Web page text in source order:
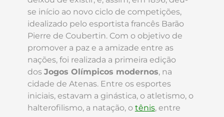
se início ao novo ciclo de competições,
idealizado pelo esportista francês Barão
Pierre de Coubertin. Com o objetivo de
promover a paz e a amizade entre as
nações, foi realizada a primeira edição
dos Jogos Olímpicos modernos, na
cidade de Atenas. Entre os esportes
iniciais, estavam a ginástica, o atletismo, o
halterofilismo, a natação, o tênis, entre